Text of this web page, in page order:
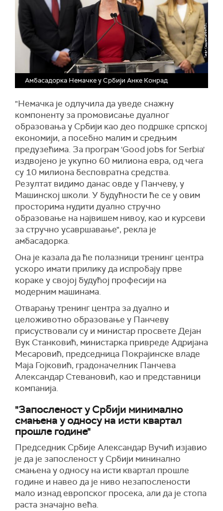
Амбасадорка Немачке у Србији Анке Конрад
"Немачка је одлучила да уведе снажну
компоненту за промовисање дуалног
образовања у Србији као део подршке српској
економији, а посебно малим и средњим
предузећима. За програм 'Good jobs for Serbia'
издвојено је укупно 60 милиона евра, од чега
су 10 милиона бесповратна средства.
Резултат видимо данас овде у Панчеву, у
Машинској школи. У будућности ће се у овим
просторима нудити дуално стручно
образовање на највишем нивоу, као и курсеви
за стручно усавршавање", рекла је
амбасадорка.
Она је казала да ће полазници тренинг центра
ускоро имати прилику да испробају прве
кораке у својој будућој професији на
модерним машинама.
Отварању тренинг центра за дуално и
целоживотно образовање у Панчеву
присуствовали су и министар просвете Дејан
Вук Станковић, министарка привреде Адријана
Месаровић, председница Покрајинске владе
Маја Гојковић, градоначелник Панчева
Александар Стевановић, као и представници
компанија.
"Запосленост у Србији минимално
смањена у односу на исти квартал
прошле године"
Председник Србије Александар Вучић изјавио
је да је запосленост у Србији мининално
смањена у односу на исти квартал прошле
године и навео да је ниво незапослености
мало изнад европског просека, али да је стопа
раста значајно већа.